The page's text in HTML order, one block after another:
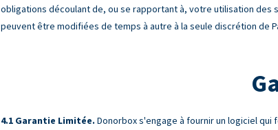
obligations découlant de, ou se rapportant à, votre utilisation des
peuvent être modifiées de temps à autre à la seule discrétion de
Garantie Limitée. Donorbox s'engage à fournir un logiciel